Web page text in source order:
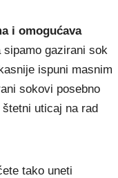
i omogućava
gazirani sok
ispuni masnim
sokovi posebno
uticaj na rad
tako uneti